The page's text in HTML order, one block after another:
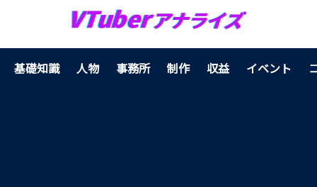
基礎知識 人物 事務所 制作 収益 イベント